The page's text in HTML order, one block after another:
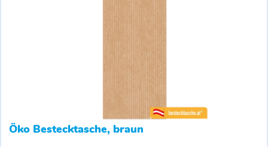
Öko Bestecktasche, braun